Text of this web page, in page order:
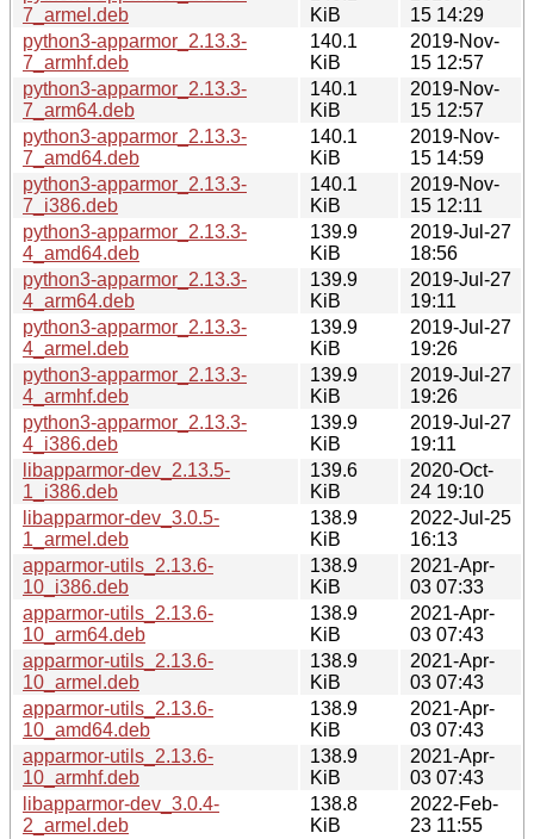
7_armel.deb
KiB
15 14:29
python3-apparmor_2.13.3-
7_armhf.deb
140.1
KiB
2019-Nov-
15 12:57
python3-apparmor_2.13.3-
7_arm64.deb
140.1
KiB
2019-Nov-
15 12:57
python3-apparmor_2.13.3-
7_amd64.deb
140.1
KiB
2019-Nov-
15 14:59
python3-apparmor_2.13.3-
7_i386.deb
140.1
KiB
2019-Nov-
15 12:11
python3-apparmor_2.13.3-
4_amd64.deb
139.9
KiB
2019-Jul-27
18:56
python3-apparmor_2.13.3-
4_arm64.deb
139.9
KiB
2019-Jul-27
19:11
python3-apparmor_2.13.3-
4_armel.deb
139.9
KiB
2019-Jul-27
19:26
python3-apparmor_2.13.3-
4_armhf.deb
139.9
KiB
2019-Jul-27
19:26
python3-apparmor_2.13.3-
4_i386.deb
139.9
KiB
2019-Jul-27
19:11
libapparmor-dev_2.13.5-
1_i386.deb
139.6
KiB
2020-Oct-
24 19:10
libapparmor-dev_3.0.5-
1_armel.deb
138.9
KiB
2022-Jul-25
16:13
apparmor-utils_2.13.6-
10_i386.deb
138.9
KiB
2021-Apr-
03 07:33
apparmor-utils_2.13.6-
10_arm64.deb
138.9
KiB
2021-Apr-
03 07:43
apparmor-utils_2.13.6-
10_armel.deb
138.9
KiB
2021-Apr-
03 07:43
apparmor-utils_2.13.6-
10_amd64.deb
138.9
KiB
2021-Apr-
03 07:43
apparmor-utils_2.13.6-
10_armhf.deb
138.9
KiB
2021-Apr-
03 07:43
libapparmor-dev_3.0.4-
2_armel.deb
138.8
KiB
2022-Feb-
23 11:55